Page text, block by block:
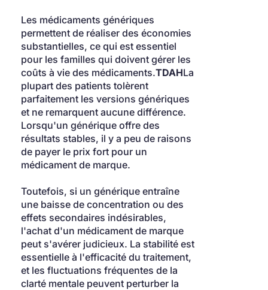
Les médicaments génériques
permettent de réaliser des économies
substantielles, ce qui est essentiel
pour les familles qui doivent gérer les
coûts à vie des médicaments.TDAHLa
plupart des patients tolèrent
parfaitement les versions génériques
et ne remarquent aucune différence.
Lorsqu'un générique offre des
résultats stables, il y a peu de raisons
de payer le prix fort pour un
médicament de marque.
Toutefois, si un générique entraîne
une baisse de concentration ou des
effets secondaires indésirables,
l'achat d'un médicament de marque
peut s'avérer judicieux. La stabilité est
essentielle à l'efficacité du traitement,
et les fluctuations fréquentes de la
clarté mentale peuvent perturber la